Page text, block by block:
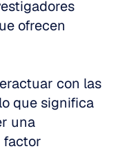
ofrecen
con las
que significa
una
factor